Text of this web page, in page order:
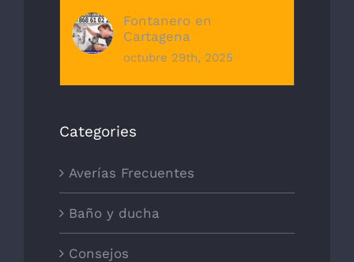
Fontanero en
Cartagena
octubre 29th, 2025
Categories
Averías Frecuentes
Baño y ducha
Consejos